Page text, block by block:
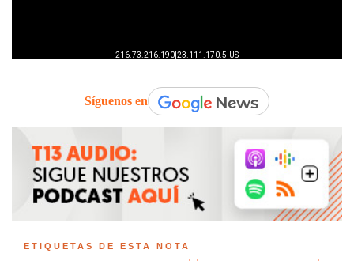
Síguenos en
ETIQUETAS DE ESTA NOTA